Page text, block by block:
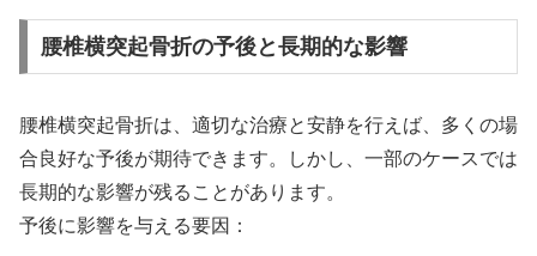
腰椎横突起骨折の予後と長期的な影響
腰椎横突起骨折は、適切な治療と安静を行えば、多くの場
合良好な予後が期待できます。しかし、一部のケースでは
長期的な影響が残ることがあります。
予後に影響を与える要因：